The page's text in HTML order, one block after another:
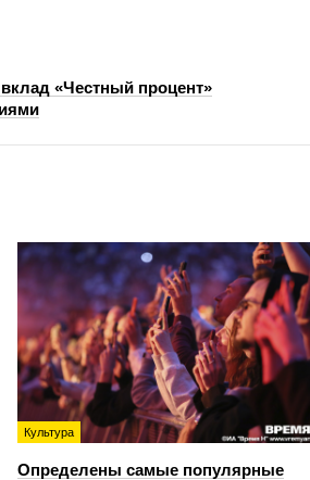
«Честный процент»
Культура
Определены самые популярные